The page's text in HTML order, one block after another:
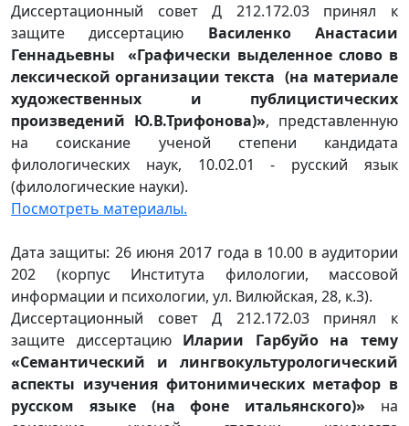
Диссертационный совет Д 212.172.03 принял к
защите диссертацию Василенко Анастасии
Геннадьевны «Графически выделенное слово в
лексической организации текста (на материале
художественных и публицистических
произведений Ю.В.Трифонова)», представленную
на соискание ученой степени кандидата
филологических наук, 10.02.01 - русский язык
(филологические науки).
Посмотреть материалы.
Дата защиты: 26 июня 2017 года в 10.00 в аудитории
202 (корпус Института филологии, массовой
информации и психологии, ул. Вилюйская, 28, к.3).
Диссертационный совет Д 212.172.03 принял к
защите диссертацию Иларии Гарбуйо на тему
«Семантический и лингвокультурологический
аспекты изучения фитонимических метафор в
русском языке (на фоне итальянского)» на